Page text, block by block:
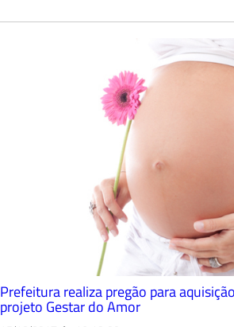
Prefeitura realiza pregão para
projeto Gestar do Amor